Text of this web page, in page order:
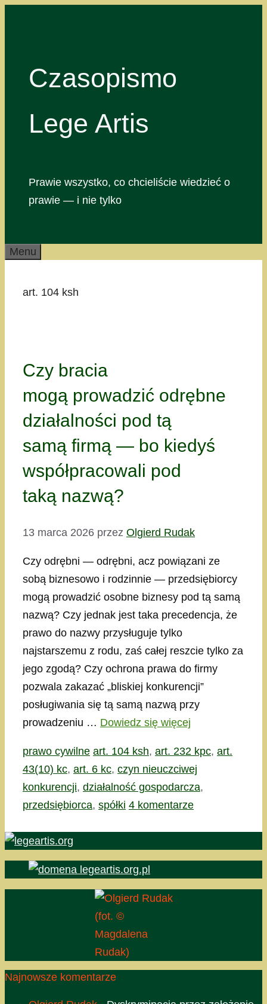
Czasopismo
Lege Artis
Prawie wszystko, co chcieliście wiedzieć o
prawie — i nie tylko
Menu
art. 104 ksh
Czy bracia
mogą prowadzić odrębne
działalności pod tą
samą firmą — bo kiedyś
współpracowali pod
taką nazwą?
13 marca 2026 przez Olgierd Rudak
Czy odrębni — odrębni, acz powiązani ze
sobą biznesowo i rodzinnie — przedsiębiorcy
mogą prowadzić osobne biznesy pod tą samą
nazwą? Czy jednak jest taka precedencja, że
prawo do nazwy przysługuje tylko
najstarszemu z rodu, zaś całej reszcie tylko za
jego zgodą? Czy ochrona prawa do firmy
pozwala zakazać „bliskiej konkurencji”
posługiwania się tą samą nazwą przy
prowadzeniu … Dowiedz się więcej
Kategorie
prawo cywilne Tagi
art. 104 ksh, art. 232 kpc, art.
43(10) kc, art. 6 kc, czyn nieuczciwej
konkurencji, działalność gospodarcza,
przedsiębiorca, spółki 4 komentarze
(fot. ©
Magdalena
Rudak)
Najnowsze komentarze